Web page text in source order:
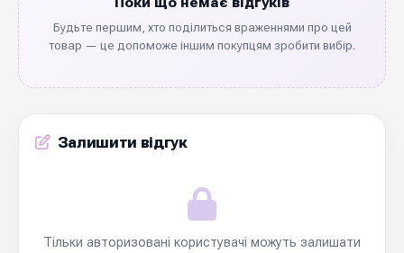
Будьте першим, хто поділиться враженнями про цей
товар — це допоможе іншим покупцям зробити вибір.
Залишити відгук
Тільки авторизовані користувачі можуть залишати